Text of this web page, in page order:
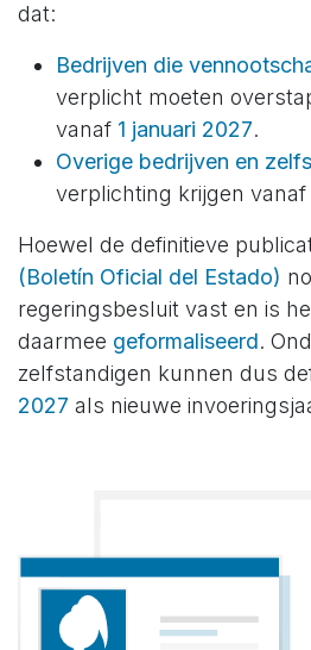
dat:
Bedrijven die
verplicht moeten
vanaf 1 januari 2027.
Overige bedrijven en
verplichting krijgen vanaf
Hoewel de definitieve
(Boletín Oficial del Estado)
regeringsbesluit vast en is
daarmee geformaliseerd.
zelfstandigen kunnen dus
2027 als nieuwe